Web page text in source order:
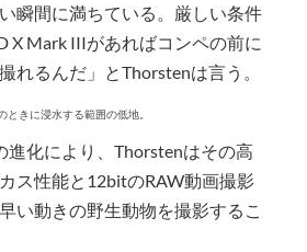
瞬間に満ちている。厳しい条件
X Mark IIIがあればコンペの前に
れるんだ」とThorstenは言う。
きに浸水する範囲の低地。
進化により、Thorstenはその高
ス性能と12bitのRAW動画撮影
い動きの野生動物を撮影するこ